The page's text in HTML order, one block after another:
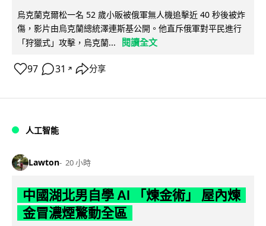
烏克蘭克爾松一名 52 歲小販被俄軍無人機追擊近 40 秒後被炸
傷，影片由烏克蘭總統澤連斯基公開。他直斥俄軍對平民進行
「狩獵式」攻擊，烏克蘭...
閱讀全文
97 31 ↗ 分享
人工智能
Lawton 20 小時
中國湖北男自學 AI 「煉金術」 屋內煉
金冒濃煙驚動全區